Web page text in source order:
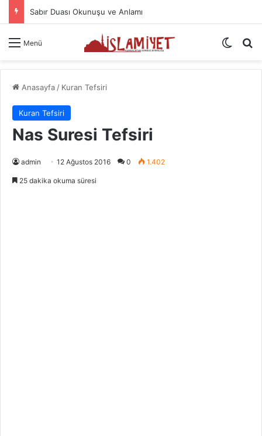
Sabır Duası Okunuşu ve Anlamı
Menü Dış
Anasayfa/ Kuran Tefsiri
Kuran Tefsiri
Nas Suresi Tefsiri
admin 12 Ağustos 2016 0 1.402
25 dakika okuma süresi